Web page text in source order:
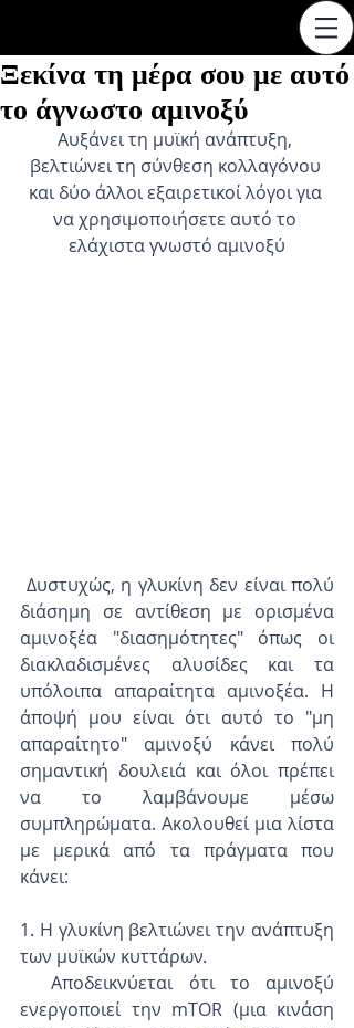
Ξεκίνα τη μέρα σου με αυτό
το άγνωστο αμινοξύ
Αυξάνει τη μυϊκή ανάπτυξη,
βελτιώνει τη σύνθεση κολλαγόνου
και δύο άλλοι εξαιρετικοί λόγοι για
να χρησιμοποιήσετε αυτό το
ελάχιστα γνωστό αμινοξύ
διάσημη σε αντίθεση με ορισμένα
αμινοξέα "διασημότητες" όπως οι
διακλαδισμένες αλυσίδες και τα
υπόλοιπα απαραίτητα αμινοξέα. Η
άποψή μου είναι ότι αυτό το "μη
απαραίτητο" αμινοξύ κάνει πολύ
σημαντική δουλειά και όλοι πρέπει
να το λαμβάνουμε μέσω
συμπληρώματα. Ακολουθεί μια λίστα
με μερικά από τα πράγματα που
κάνει:
1. Η γλυκίνη βελτιώνει την ανάπτυξη
των μυϊκών κυττάρων.
  Αποδεικνύεται ότι το αμινοξύ
ενεργοποιεί την mTOR (μια κινάση